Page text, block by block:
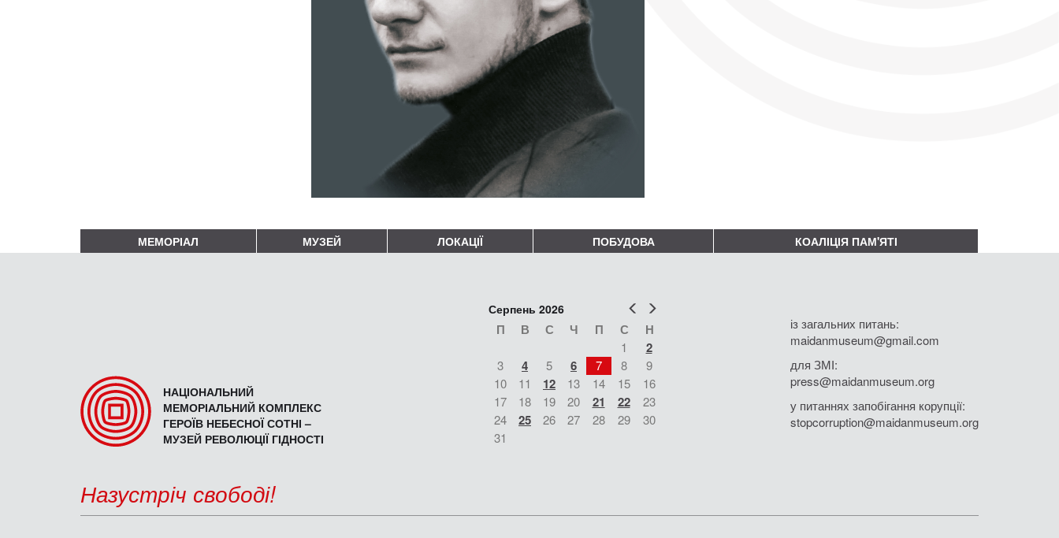
МЕМОРІАЛ МУЗЕЙ ЛОКАЦІЇ ПОБУДОВА КОАЛІЦІЯ ПАМ'ЯТІ
НАЦІОНАЛЬНИЙ
МЕМОРІАЛЬНИЙ КОМПЛЕКС
ГЕРОЇВ НЕБЕСНОЇ СОТНІ –
МУЗЕЙ РЕВОЛЮЦІЇ ГІДНОСТІ
Попер
Серпень 2026
П В С Ч П С Н
1 2
3 4 5 6 7 8
9
10
11 12 13 14 15
16
17
18 19 20 21 22
23
24
25 26 27 28 29
30
31
із загальних питань:
maidanmuseum@gmail.com
для ЗМІ:
press@maidanmuseum.org
у питаннях запобігання корупції:
stopcorruption@maidanmuseum.org
Назустріч свободі!